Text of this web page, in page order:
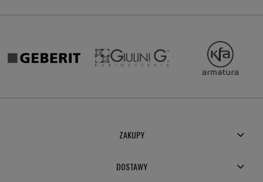
ZAKUPY
DOSTAWY